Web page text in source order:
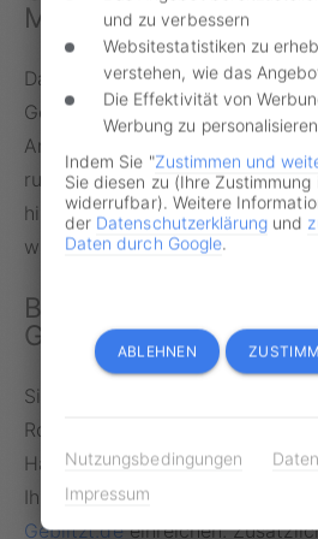
Modell
Dass es auch anders geht,
Gebührenordnungen in anderen
Anwohner im Stockholmer
rund 100 Euro im Monat – also
hinlegen, wenn er sein Auto vor
will.
Bußgeldvorwürfe
Geblitzt.de prüfen
Sie wollen Ihren Bußgeldvorwurf
Rotlicht, Abstand, Parken,
Handy am Steuer prüfen lassen?
IhrenAnhörungsbogen
Geblitzt.deeinreichen.
und zu verbessern
Websitestatistiken zu
verstehen, wie das
Die Effektivität von
Werbung zu personalisieren
Indem Sie "Zustimmen und
Sie diesen zu (Ihre Zustimmung
widerrufbar). Weitere
der Datenschutzerklärung und
Daten durch Google.
ABLEHNEN
Nutzungsbedingungen
Impressum